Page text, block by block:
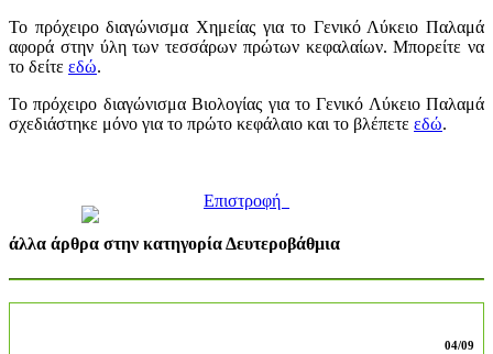
Το πρόχειρο διαγώνισμα Χημείας για το Γενικό Λύκειο Παλαμά
αφορά στην ύλη των τεσσάρων πρώτων κεφαλαίων. Μπορείτε να
το δείτε εδώ.
Το πρόχειρο διαγώνισμα Βιολογίας για το Γενικό Λύκειο Παλαμά
σχεδιάστηκε μόνο για το πρώτο κεφάλαιο και το βλέπετε εδώ.
Επιστροφή
άλλα άρθρα στην κατηγορία Δευτεροβάθμια
04/09